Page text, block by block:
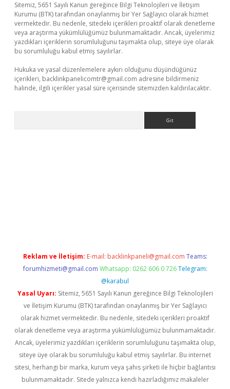
Sitemiz, 5651 Sayılı Kanun gereğince Bilgi Teknolojileri ve İletişim
Kurumu (BTK) tarafından onaylanmış bir Yer Sağlayıcı olarak hizmet
vermektedir. Bu nedenle, sitedeki içerikleri proaktif olarak denetleme
veya araştırma yükümlülüğümüz bulunmamaktadır. Ancak, üyelerimiz
yazdıkları içeriklerin sorumluluğunu taşımakta olup, siteye üye olarak
bu sorumluluğu kabul etmiş sayılırlar.
Hukuka ve yasal düzenlemelere aykırı olduğunu düşündüğünüz
içerikleri, backlinkpanelicomtr@gmail.com adresine bildirmeniz
halinde, ilgili içerikler yasal süre içerisinde sitemizden kaldırılacaktır.
Reklam ve İletişim: E-mail: backlinkpaneli@gmail.com Teams:
forumhizmeti@gmail.com Whatsapp: 0262 606 0 726 Telegram:
@karabul
Yasal Uyarı: Sitemiz, 5651 Sayılı Kanun gereğince Bilgi Teknolojileri
ve İletişim Kurumu (BTK) tarafından onaylanmış bir Yer Sağlayıcı
olarak hizmet vermektedir. Bu nedenle, sitedeki içerikleri proaktif
olarak denetleme veya araştırma yükümlülüğümüz bulunmamaktadır.
Ancak, üyelerimiz yazdıkları içeriklerin sorumluluğunu taşımakta olup,
siteye üye olarak bu sorumluluğu kabul etmiş sayılırlar. Bu internet
sitesi, herhangi bir marka, kurum veya şahıs şirketi ile hiçbir bağlantısı
bulunmamaktadır. Sitede yalnızca kendi hazırladığımız makaleler